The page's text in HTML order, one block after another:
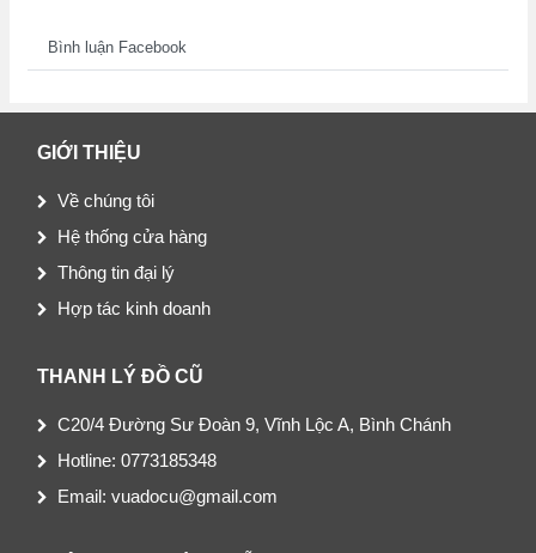
Bình luận Facebook
GIỚI THIỆU
Về chúng tôi
Hệ thống cửa hàng
Thông tin đại lý
Hợp tác kinh doanh
THANH LÝ ĐỒ CŨ
C20/4 Đường Sư Đoàn 9, Vĩnh Lộc A, Bình Chánh
Hotline: 0773185348
Email: vuadocu@gmail.com